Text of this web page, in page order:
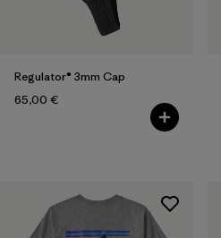
Regulator® 3mm Cap
65,00 €